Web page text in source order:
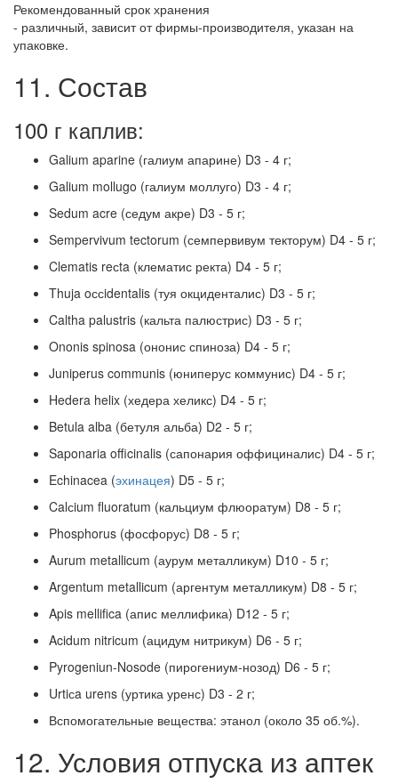
Рекомендованный срок хранения
- различный, зависит от фирмы-производителя, указан на
упаковке.
11. Состав
100 г каплив:
Galium aparine (галиум апарине) D3 - 4 г;
Galium mollugo (галиум моллуго) D3 - 4 г;
Sedum acre (седум акре) D3 - 5 г;
Sempervivum tectorum (семпервивум текторум) D4 - 5 г;
Clematis reсta (клематис ректа) D4 - 5 г;
Thuja oссidentalis (туя окциденталис) D3 - 5 г;
Caltha palustris (кальта палюстрис) D3 - 5 г;
Ononis spinosa (ононис спиноза) D4 - 5 г;
Juniperus communis (юниперус коммунис) D4 - 5 г;
Hedera helix (хедера хеликс) D4 - 5 г;
Betula alba (бетуля альба) D2 - 5 г;
Saponaria officinalis (сапонария оффициналис) D4 - 5 г;
Echinacea (эхинацея) D5 - 5 г;
Calсium fluoratum (кальциум флюоратум) D8 - 5 г;
Phosphorus (фосфорус) D8 - 5 г;
Aurum metallicum (аурум металликум) D10 - 5 г;
Argentum metallicum (аргентум металликум) D8 - 5 г;
Apis mellifica (апис меллифика) D12 - 5 г;
Acidum nitricum (ацидум нитрикум) D6 - 5 г;
Pyrogeniun-Nosode (пирогениум-нозод) D6 - 5 г;
Urtiсa urens (уртика уренс) D3 - 2 г;
Вспомогательные вещества: этанол (около 35 об.%).
12. Условия отпуска из аптек